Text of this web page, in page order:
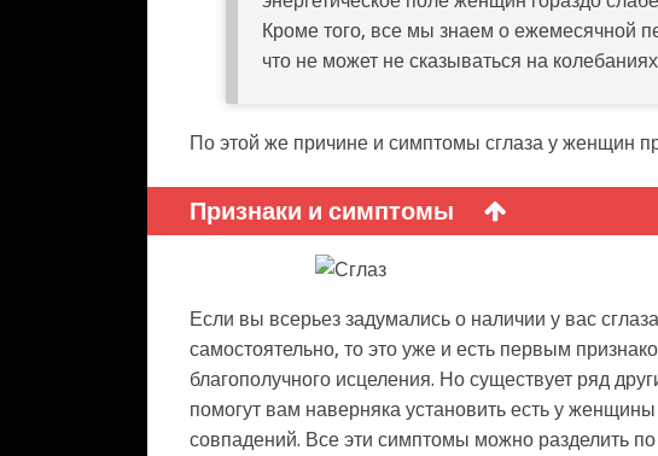
Кроме того, все мы знаем о ежемесячной
что не может не сказываться на
По этой же причине и симптомы сглаза у женщин
Признаки и симптомы
Если вы всерьез задумались о наличии у вас
самостоятельно, то это уже и есть первым
благополучного исцеления. Но существует ряд
помогут вам наверняка установить есть у
совпадений. Все эти симптомы можно разделить